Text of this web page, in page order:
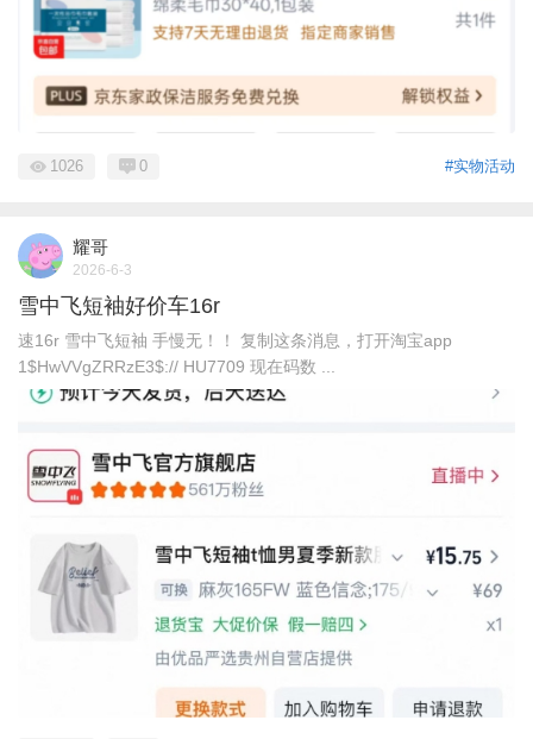
#实物活动
1026 0
耀哥
2026-6-3
雪中飞短袖好价车16r
速16r 雪中飞短袖 手慢无！！ 复制这条消息，打开淘宝app
1$HwVVgZRRzE3$:// HU7709 现在码数 ...